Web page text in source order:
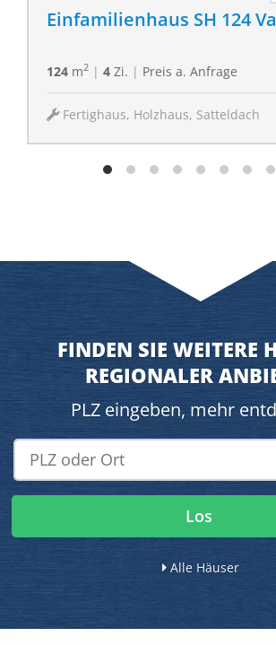
Einfamilienhaus SH 124
124 m2 | 4 Zi. | Preis a. Anfrage
Fertighaus, Holzhaus, Satteldach
FINDEN SIE WEITERE
REGIONALER
PLZ eingeben, mehr
Los
Alle Häuser